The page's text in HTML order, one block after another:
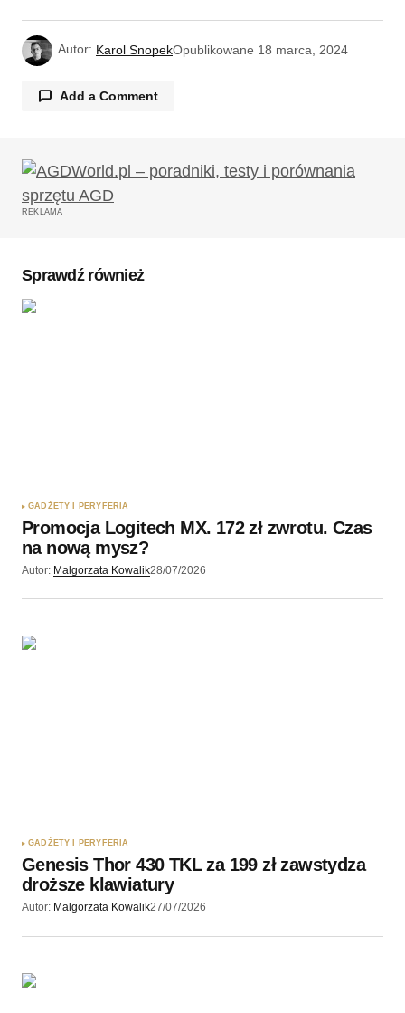
Autor: Karol SnopekOpublikowane 18 marca, 2024
Add a Comment
Twój adres email nie zostanie opublikowany.
Wymagane pola są oznaczone
Wyślij komentarz
REKLAMA
Sprawdź również
GADŻETY I PERYFERIA
Promocja Logitech MX. 172 zł zwrotu. Czas
na nową mysz?
Autor: Malgorzata Kowalik28/07/2026
GADŻETY I PERYFERIA
Genesis Thor 430 TKL za 199 zł zawstydza
droższe klawiatury
Autor: Malgorzata Kowalik27/07/2026